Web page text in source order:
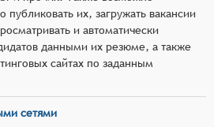
публиковать их, загружать вакансии
и автоматически
данными их резюме, а также
сайтах по заданным
сетями